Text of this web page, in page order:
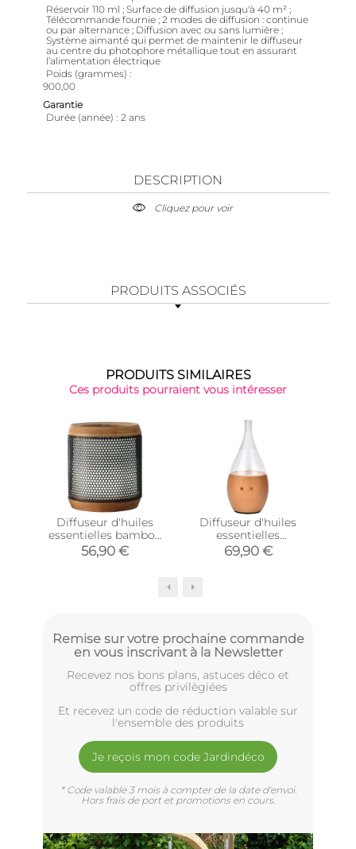
Réservoir 110 ml ; Surface de diffusion jusqu'à 40 m² ;
Télécommande fournie ; 2 modes de diffusion : continue
ou par alternance ; Diffusion avec ou sans lumière ;
Système aimanté qui permet de maintenir le diffuseur
au centre du photophore métallique tout en assurant
l’alimentation électrique
Poids (grammes)
900,00
Garantie
Durée (année)
2 ans
DESCRIPTION
Cliquez pour voir
PRODUITS ASSOCIÉS
PRODUITS SIMILAIRES
Ces produits pourraient vous intéresser
Diffuseur d'huiles
essentielles bambou
Elipsia
56,90 €
Diffuseur d'huiles
essentielles
programmable Bolea
69,90 €
Remise sur votre prochaine commande
en vous inscrivant à la Newsletter
Recevez nos bons plans, astuces déco et
offres privilègiées
Et recevez un code de réduction valable sur
l'ensemble des produits
Je reçois mon code Jardindéco
* Code valable 3 mois à compter de la date d'envoi.
Hors frais de port et promotions en cours.